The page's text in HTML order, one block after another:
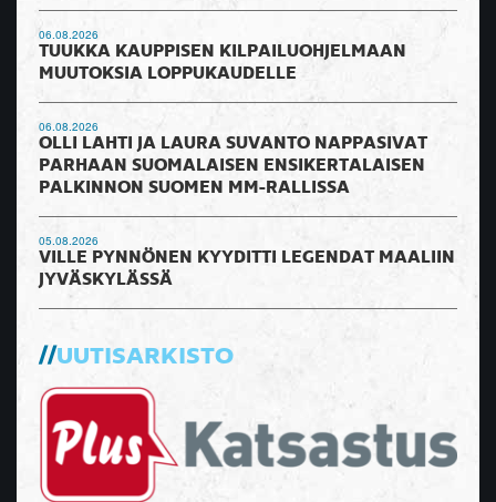
06.08.2026
TUUKKA KAUPPISEN KILPAILUOHJELMAAN
MUUTOKSIA LOPPUKAUDELLE
06.08.2026
OLLI LAHTI JA LAURA SUVANTO NAPPASIVAT
PARHAAN SUOMALAISEN ENSIKERTALAISEN
PALKINNON SUOMEN MM-RALLISSA
05.08.2026
VILLE PYNNÖNEN KYYDITTI LEGENDAT MAALIIN
JYVÄSKYLÄSSÄ
UUTISARKISTO